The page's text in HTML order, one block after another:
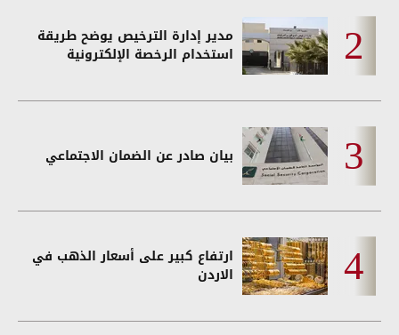
مدير إدارة الترخيص يوضح طريقة
استخدام الرخصة الإلكترونية
بيان صادر عن الضمان الاجتماعي
ارتفاع كبير على أسعار الذهب في
الاردن